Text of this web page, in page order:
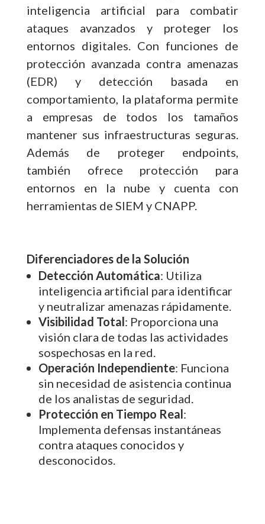
inteligencia artificial para combatir
ataques avanzados y proteger los
entornos digitales. Con funciones de
protección avanzada contra amenazas
(EDR) y detección basada en
comportamiento, la plataforma permite
a empresas de todos los tamaños
mantener sus infraestructuras seguras.
Además de proteger endpoints,
también ofrece protección para
entornos en la nube y cuenta con
herramientas de SIEM y CNAPP.
Diferenciadores de la Solución
Detección Automática: Utiliza
inteligencia artificial para identificar
y neutralizar amenazas rápidamente.
Visibilidad Total: Proporciona una
visión clara de todas las actividades
sospechosas en la red.
Operación Independiente: Funciona
sin necesidad de asistencia continua
de los analistas de seguridad.
Protección en Tiempo Real:
Implementa defensas instantáneas
contra ataques conocidos y
desconocidos.